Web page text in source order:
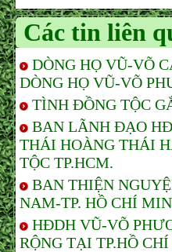
Các tin liên
DÒNG HỌ VŨ-VÕ
DÒNG HỌ VŨ-VÕ
TÌNH ĐỒNG TỘC
BAN LÃNH ĐẠO
THÁI HOÀNG THÁI
TỘC TP.HCM.
BAN THIỆN
NAM-TP. HỒ CHÍ
HĐDH VŨ-VÕ
RỘNG TẠI TP.HỒ